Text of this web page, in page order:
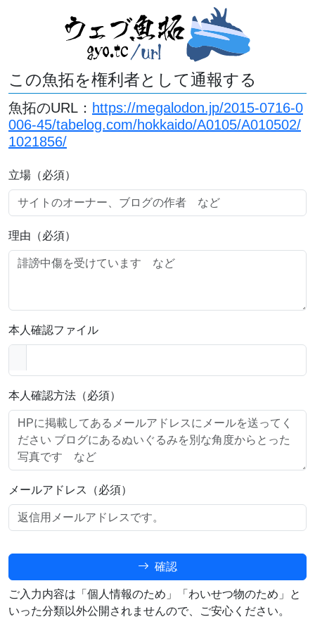
この魚拓を権利者として通報する
魚拓のURL： https://megalodon.jp/2015-0716-0
006-45/tabelog.com/hokkaido/A0105/A010502/
1021856/
立場（必須）
理由（必須）
本人確認ファイル
本人確認方法（必須）
メールアドレス（必須）
確認
ご入力内容は「個人情報のため」「わいせつ物のため」と
いった分類以外公開されませんので、ご安心ください。